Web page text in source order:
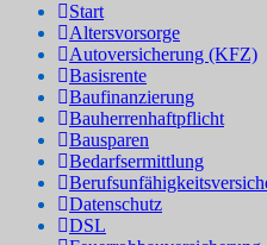
Start
Altersvorsorge
Autoversicherung (KFZ)
Basisrente
Baufinanzierung
Bauherrenhaftpflicht
Bausparen
Bedarfsermittlung
Datenschutz
DSL